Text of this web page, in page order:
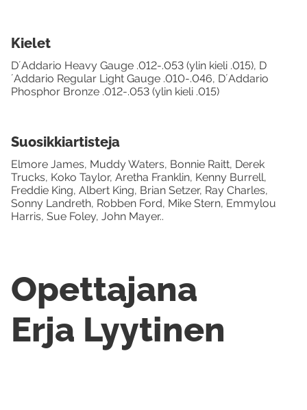
Opettajana
Erja Lyytinen
Kielet
D´Addario Heavy Gauge .012-.053 (ylin kieli .015), D
´Addario Regular Light Gauge .010-.046, D´Addario
Phosphor Bronze .012-.053 (ylin kieli .015)
Suosikkiartisteja
Elmore James, Muddy Waters, Bonnie Raitt, Derek
Trucks, Koko Taylor, Aretha Franklin, Kenny Burrell,
Freddie King, Albert King, Brian Setzer, Ray Charles,
Sonny Landreth, Robben Ford, Mike Stern, Emmylou
Harris, Sue Foley, John Mayer..